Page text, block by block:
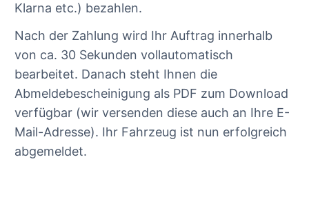
Klarna etc.) bezahlen.
Nach der Zahlung wird Ihr Auftrag innerhalb
von ca. 30 Sekunden vollautomatisch
bearbeitet. Danach steht Ihnen die
Abmeldebescheinigung als PDF zum Download
verfügbar (wir versenden diese auch an Ihre E-
Mail-Adresse). Ihr Fahrzeug ist nun erfolgreich
abgemeldet.